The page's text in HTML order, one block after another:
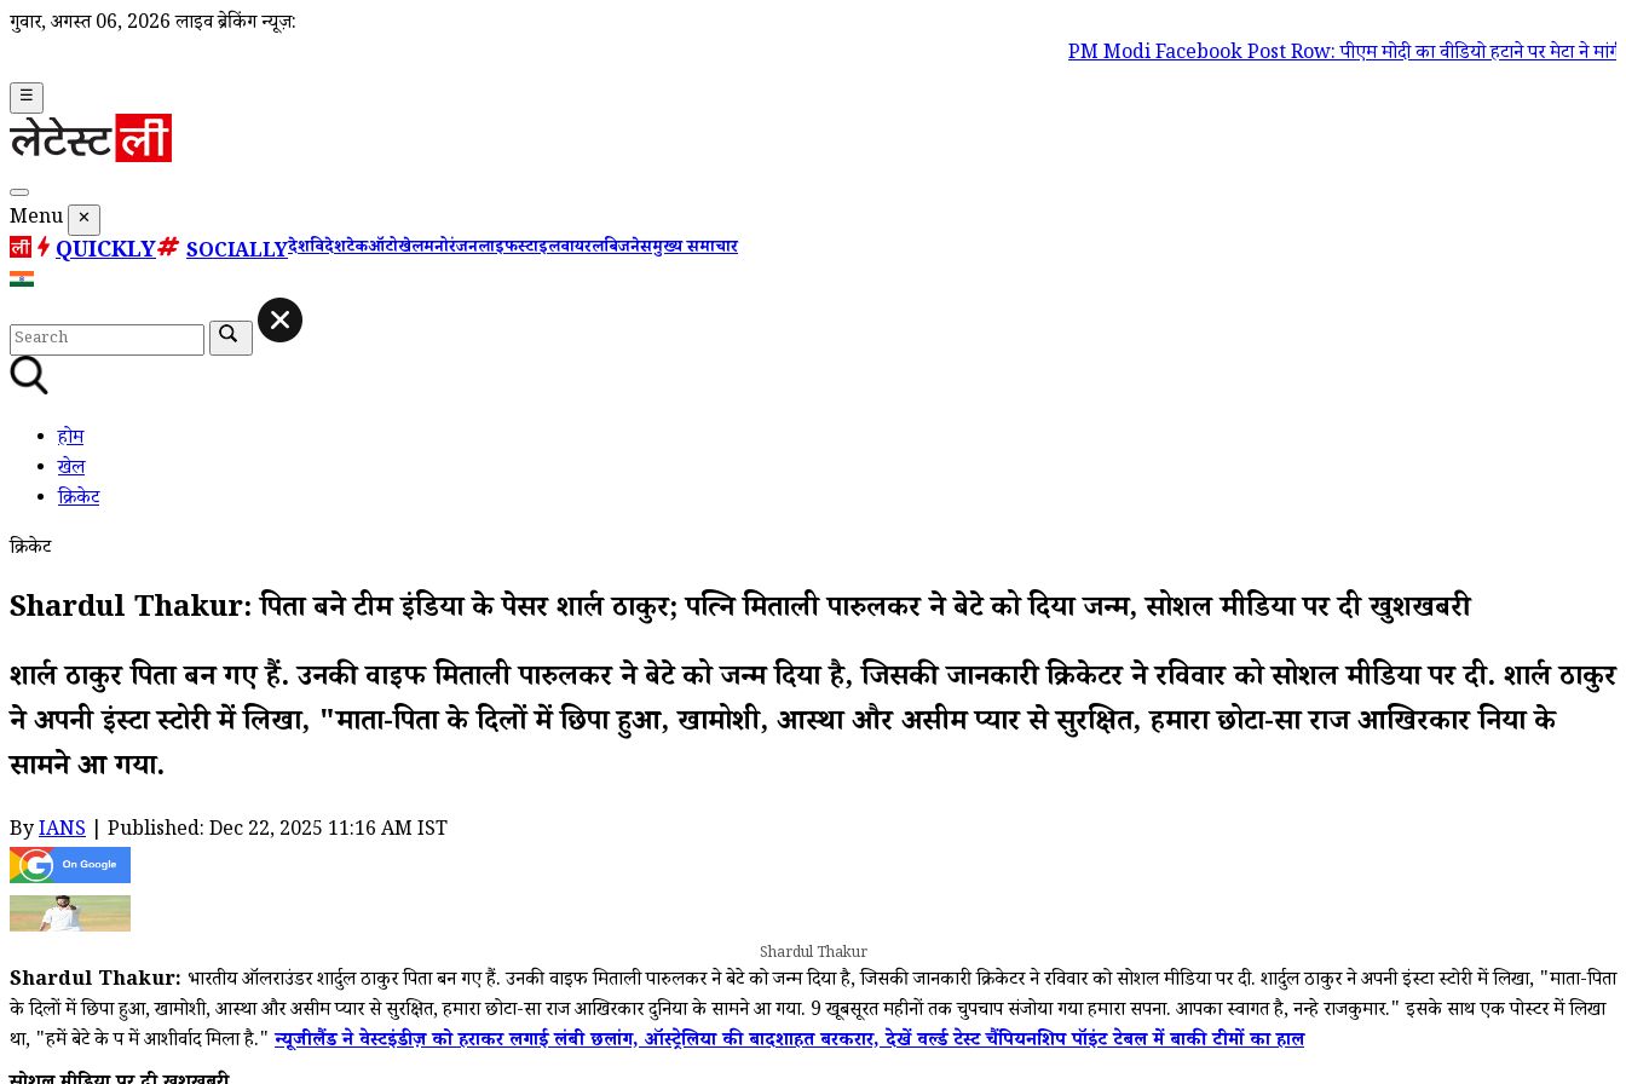
गुरूवार, अगस्त 06, 2026 लाइव ब्रेकिंग न्यूज़:
PM Modi Facebook Post Row: पीएम मोदी का वीडियो हटाने पर मेटा ने मांगी
☰
Menu ✕
QUICKLY SOCIALLYदेशविदेशटेकऑटोखेलमनोरंजनलाइफस्टाइलवायरलबिजनेसमुख्य समाचार
होम
खेल
क्रिकेट
क्रिकेट
Shardul Thakur: पिता बने टीम इंडिया के पेसर शार्दुल ठाकुर; पत्नि मिताली पारुलकर ने बेटे को दिया जन्म, सोशल मीडिया पर दी खुशखबरी
शार्दुल ठाकुर पिता बन गए हैं. उनकी वाइफ मिताली पारुलकर ने बेटे को जन्म दिया है, जिसकी जानकारी क्रिकेटर ने रविवार को सोशल मीडिया पर दी. शार्दुल ठाकुर
ने अपनी इंस्टा स्टोरी में लिखा, "माता-पिता के दिलों में छिपा हुआ, खामोशी, आस्था और असीम प्यार से सुरक्षित, हमारा छोटा-सा राज आखिरकार दुनिया के
सामने आ गया.
ByIANS | Published: Dec 22, 2025 11:16 AM IST
Shardul Thakur
Shardul Thakur: भारतीय ऑलराउंडर शार्दुल ठाकुर पिता बन गए हैं. उनकी वाइफ मिताली पारुलकर ने बेटे को जन्म दिया है, जिसकी जानकारी क्रिकेटर ने रविवार को सोशल मीडिया पर दी. शार्दुल ठाकुर ने अपनी इंस्टा स्टोरी में लिखा, "माता-पिता
के दिलों में छिपा हुआ, खामोशी, आस्था और असीम प्यार से सुरक्षित, हमारा छोटा-सा राज आखिरकार दुनिया के सामने आ गया. 9 खूबसूरत महीनों तक चुपचाप संजोया गया हमारा सपना. आपका स्वागत है, नन्हे राजकुमार." इसके साथ एक पोस्टर में लिखा
था, "हमें बेटे के रूप में आशीर्वाद मिला है."न्यूजीलैंड ने वेस्टइंडीज़ को हराकर लगाई लंबी छलांग, ऑस्ट्रेलिया की बादशाहत बरकरार, देखें वर्ल्ड टेस्ट चैंपियनशिप पॉइंट टेबल में बाकी टीमों का हाल